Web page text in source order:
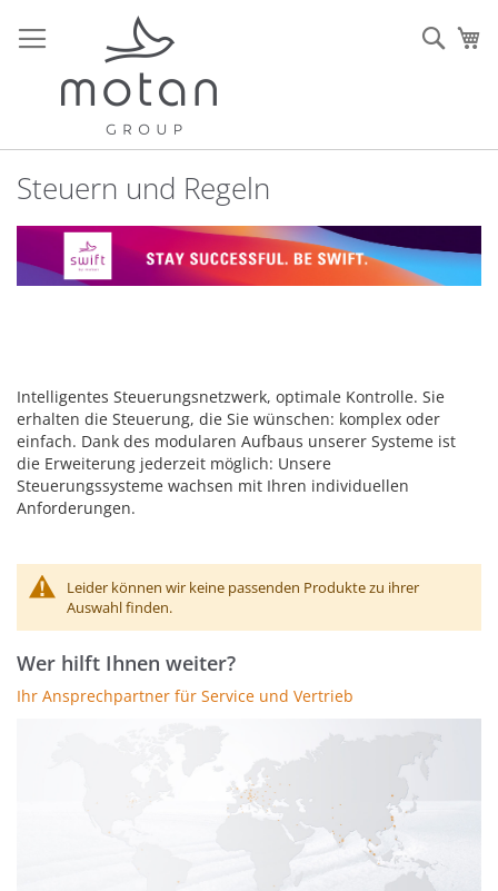
Inhalt
springen
Steuern und Regeln
Intelligentes Steuerungsnetzwerk, optimale Kontrolle. Sie
erhalten die Steuerung, die Sie wünschen: komplex oder
einfach. Dank des modularen Aufbaus unserer Systeme ist
die Erweiterung jederzeit möglich: Unsere
Steuerungssysteme wachsen mit Ihren individuellen
Anforderungen.
Leider können wir keine passenden Produkte zu ihrer
Auswahl finden.
Wer hilft Ihnen weiter?
Ihr Ansprechpartner für Service und Vertrieb